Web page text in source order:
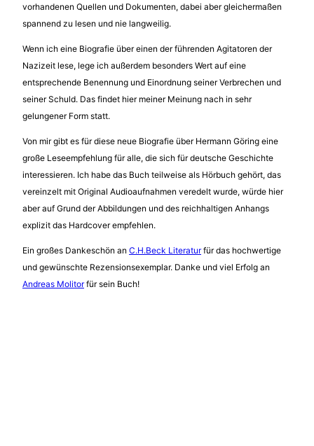
vorhandenen Quellen und Dokumenten, dabei aber gleichermaßen
spannend zu lesen und nie langweilig.
Wenn ich eine Biografie über einen der führenden Agitatoren der
Nazizeit lese, lege ich außerdem besonders Wert auf eine
entsprechende Benennung und Einordnung seiner Verbrechen und
seiner Schuld. Das findet hier meiner Meinung nach in sehr
gelungener Form statt.
Von mir gibt es für diese neue Biografie über Hermann Göring eine
große Leseempfehlung für alle, die sich für deutsche Geschichte
interessieren. Ich habe das Buch teilweise als Hörbuch gehört, das
vereinzelt mit Original Audioaufnahmen veredelt wurde, würde hier
aber auf Grund der Abbildungen und des reichhaltigen Anhangs
explizit das Hardcover empfehlen.
Ein großes Dankeschön an C.H.Beck Literaturfür das hochwertige
und gewünschte Rezensionsexemplar. Danke und viel Erfolg an
Andreas Molitorfür sein Buch!